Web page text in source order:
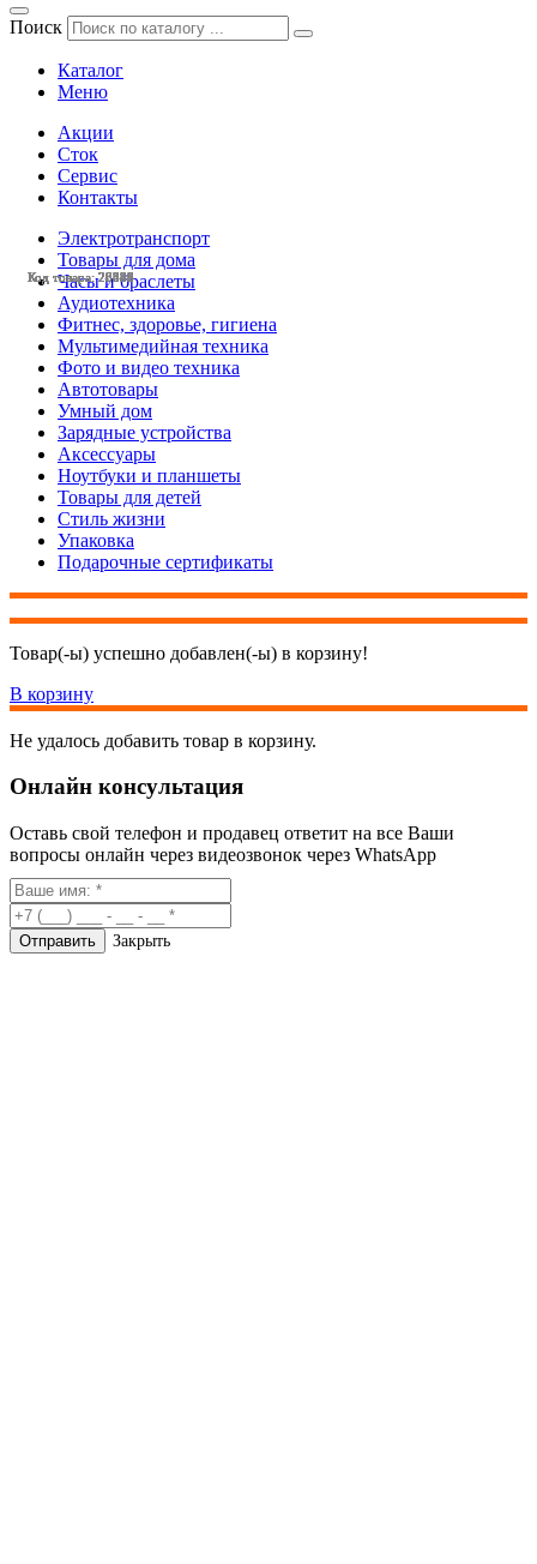
Код товара: 28556
Код товара: 28546
Код товара: 28545
Код товара: 28542
Код товара: 28541
Код товара: 28488
Код товара: 27091
Код товара: 26426
Код товара: 26425
Код товара: 26283
Код товара: 25235
Код товара: 25222
Поиск
Каталог
Меню
Акции
Сток
Сервис
Контакты
Электротранспорт
Товары для дома
Часы и браслеты
Аудиотехника
Фитнес, здоровье, гигиена
Мультимедийная техника
Фото и видео техника
Автотовары
Умный дом
Зарядные устройства
Аксессуары
Ноутбуки и планшеты
Товары для детей
Стиль жизни
Упаковка
Подарочные сертификаты
Товар(-ы) успешно добавлен(-ы) в корзину!
В корзину
Не удалось добавить товар в корзину.
Онлайн консультация
Оставь свой телефон и продавец ответит на все Ваши
вопросы онлайн через видеозвонок через WhatsApp
Закрыть